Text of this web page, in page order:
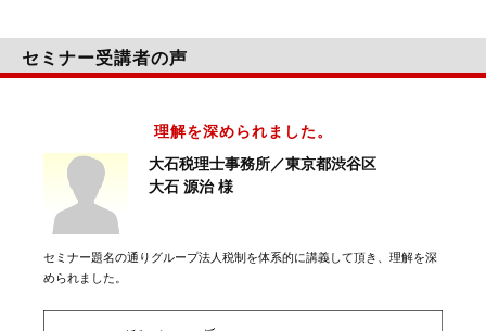
セミナー受講者の声
理解を深められました。
大石税理士事務所／東京都渋谷区
大石 源治 様
セミナー題名の通りグループ法人税制を体系的に講義して頂き、理解を深
められました。